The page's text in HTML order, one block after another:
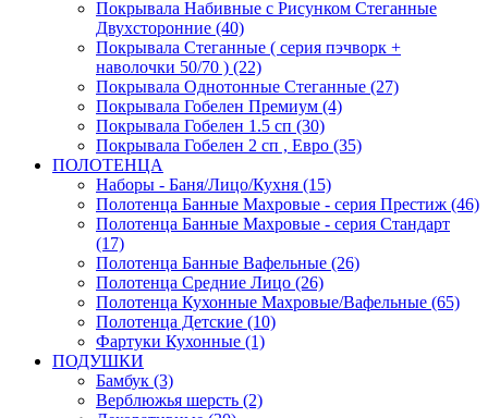
Покрывала Набивные с Рисунком Стеганные
Двухсторонние (40)
Покрывала Стеганные ( серия пэчворк +
наволочки 50/70 ) (22)
Покрывала Однотонные Стеганные (27)
Покрывала Гобелен Премиум (4)
Покрывала Гобелен 1.5 сп (30)
Покрывала Гобелен 2 сп , Евро (35)
ПОЛОТЕНЦА
Наборы - Баня/Лицо/Кухня (15)
Полотенца Банные Махровые - серия Престиж (46)
Полотенца Банные Махровые - серия Стандарт
(17)
Полотенца Банные Вафельные (26)
Полотенца Средние Лицо (26)
Полотенца Кухонные Махровые/Вафельные (65)
Полотенца Детские (10)
Фартуки Кухонные (1)
ПОДУШКИ
Бамбук (3)
Верблюжья шерсть (2)